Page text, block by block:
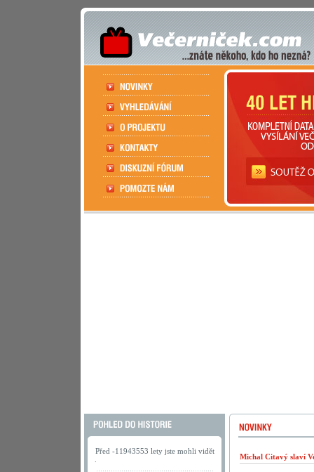
Před -11943553 lety jste mohli vidět
Michal Citavý slaví